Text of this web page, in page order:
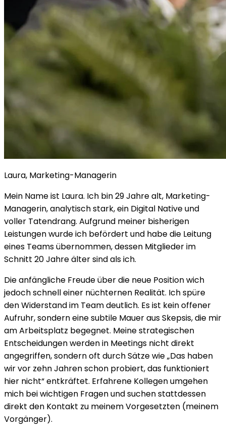
Laura, Marketing-Managerin
Mein Name ist Laura. Ich bin 29 Jahre alt, Marketing-
Managerin, analytisch stark, ein Digital Native und
voller Tatendrang. Aufgrund meiner bisherigen
Leistungen wurde ich befördert und habe die Leitung
eines Teams übernommen, dessen Mitglieder im
Schnitt 20 Jahre älter sind als ich.
Die anfängliche Freude über die neue Position wich
jedoch schnell einer nüchternen Realität. Ich spüre
den Widerstand im Team deutlich. Es ist kein offener
Aufruhr, sondern eine subtile Mauer aus Skepsis, die mir
am Arbeitsplatz begegnet. Meine strategischen
Entscheidungen werden in Meetings nicht direkt
angegriffen, sondern oft durch Sätze wie „Das haben
wir vor zehn Jahren schon probiert, das funktioniert
hier nicht“ entkräftet. Erfahrene Kollegen umgehen
mich bei wichtigen Fragen und suchen stattdessen
direkt den Kontakt zu meinem Vorgesetzten (meinem
Vorgänger).